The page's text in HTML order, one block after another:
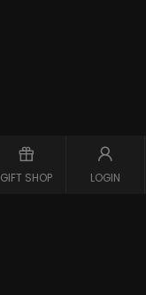
GIFT SHOP LOGIN